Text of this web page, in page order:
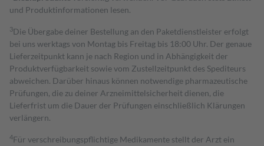
und Produktinformationen lesen.
3Die Übergabe deiner Bestellung an den Paketdienstleister erfolgt
bei uns werktags von Montag bis Freitag bis 18:00 Uhr. Der genaue
Lieferzeitpunkt kann je nach Region und in Abhängigkeit der
Produktverfügbarkeit sowie vom Zustellzeitpunkt des Spediteurs
abweichen. Darüber hinaus können notwendige pharmazeutische
Prüfungen, die zu deiner Arzneimittelsicherheit dienen, die
Lieferfrist um die Dauer der Prüfungen einschließlich Klärungen
verlängern.
4Für verschreibungspflichtige Medikamente stellt der Arzt ein